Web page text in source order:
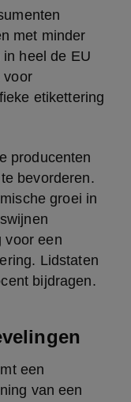
met minder
heel de EU
voor
etikettering
producenten
bevorderen.
groei in
voor een
Lidstaten
bijdragen.
een
van een